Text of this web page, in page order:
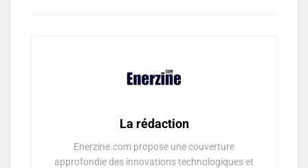
La rédaction
Enerzine.com propose une couverture
approfondie des innovations technologiques et